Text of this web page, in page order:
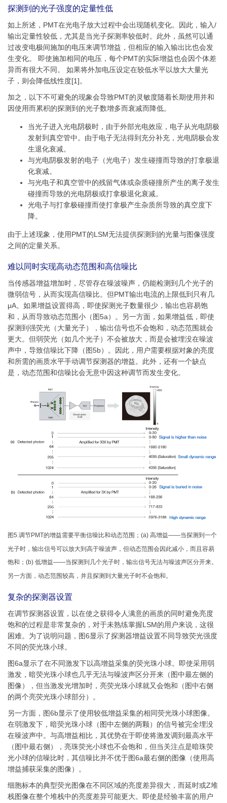
探测到的光子强度的定量性低
如上所述，PMT在光电子放大过程中会出现随机变化。因此，输入/
输出定量性较低，尤其是当光子探测率较低时。此外，虽然可以通
过改变电极间施加的电压来调节增益，但相应的输入输出比也会发
生变化。 即使施加相同的电压，每个PMT的实际增益也会因个体差
异而有很大不同。 如果将外加电压设定在较低水平以放大大量光
子，则会降低线性度[1]。
加之，以下不可避免的现象会导致PMT的灵敏度随着长期使用并和
因使用而累积的探测到的光子数增多而衰减而降低。
当光子进入光电阴极时，由于外部光电效应，电子从光电阴极
发射到真空管中。由于电子无法得到充分补充，光电阴极会发
生退化衰减。
与光电阴极发射的电子（光电子）发生碰撞而导致的打拿极退
化衰减。
与光电子和真空管中的残留气体或杂质碰撞所产生的离子发生
碰撞而导致的光电阴极或打拿极退化衰减。
光电子与打拿极碰撞而使打拿极产生杂质所导致的真空度下
降。
由于上述现象，使用PMT的LSM无法提供探测到的光量与图像强度
之间的定量关系。
难以同时实现高动态范围和高信噪比
当传感器增益增加时，尽管存在噪波噪声，仍能检测到几个光子的
微弱信号，从而实现高信噪比。但PMT输出电流的上限低到只有几
μA。如果增益设置得高，即使探测光子数量很少，输出也容易饱
和，从而导致动态范围小（图5a）。另一方面，如果增益低，即使
探测到强荧光（大量光子），输出信号也不会饱和，动态范围就会
更大。但弱荧光（如几个光子）不会被放大，而是会被埋没在噪波
声中，导致信噪比下降（图5b）。因此，用户需要根据对象的亮度
和所需的画质水平手动调节探测器的增益。此外，还有一个缺点
是，动态范围和信噪比会无意中因这种调节而发生变化。
图5.调节PMT的增益需要平衡信噪比和动态范围；(a) 高增益——当探测到一个
光子时，输出信号可以放大到高于噪波声，但动态范围会因此减小，而且容易
饱和；(b) 低增益——当探测到几个光子时，输出信号无法与噪波声区分开来。
另一方面，动态范围较高，并且探测到大量光子时不会饱和。
复杂的探测器设置
在调节探测器设置，以在使之获得令人满意的画质的同时避免亮度
饱和的过程是非常复杂的，对于未熟练掌握LSM的用户来说，这很
困难。为了说明问题，图6显示了探测器增益设置不同导致荧光强度
不同的荧光珠小球。
图6a显示了在不同激发下以高增益采集的荧光珠小球。即使采用弱
激发，暗荧光珠小球也几乎无法与噪波声区分开来（图中最左侧的
图像），但当激发光增加时，亮荧光珠小球就又会饱和（图中右侧
的两个亮荧光珠小球部分）。
另一方面，图6b显示了使用较低增益采集的相同荧光珠小球图像。
在弱激发下，暗荧光珠小球（图中左侧的两颗）的信号被完全埋没
在噪波声中。与高增益相比，其优势在于即使将激发调到最高水平
（图中最右侧），亮珠荧光小球也不会饱和，但当关注点是暗珠荧
光小球的信噪比时，其信噪比并不优于图6a最右侧的图像（使用高
增益捕获采集的图像）。
细胞标本的典型荧光图像在不同区域的亮度差异很大，而延时或Z堆
栈图像在整个堆栈中的亮度差异可能更大。即使是经验丰富的用户